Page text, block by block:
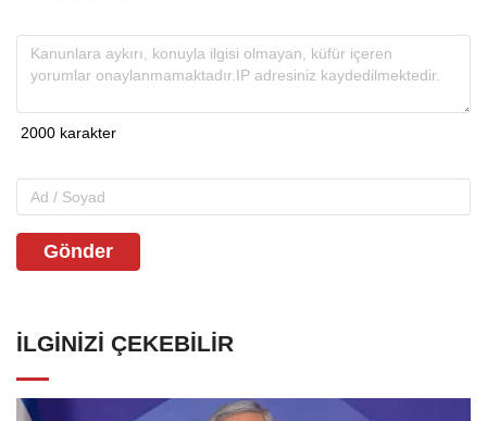
Gönder
İLGINIZI ÇEKEBILIR